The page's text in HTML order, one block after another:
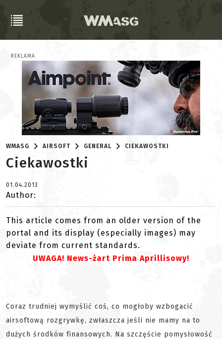
REKLAMA
WMASG AIRSOFT GENERAL CIEKAWOSTKI
Ciekawostki
01.04.2013
Author:
This article comes from an older version of the
portal and its display (especially images) may
deviate from current standards.
UWAGA! News-żart Prima Aprillisowy!
Coraz trudniej wymyślić coś, co mogłoby wzbogacić
airsoftową rozgrywkę, zwłaszcza jeśli nie mamy na to
dużych środków finansowych. Na szczęście pomysłowość